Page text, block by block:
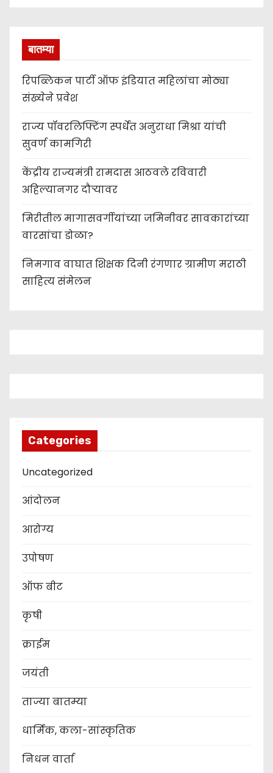
बातम्या
रिपब्लिकन पार्टी ऑफ इंडियात महिलांचा मोठ्या
संख्येने प्रवेश
राज्य पॉवरलिफ्टिंग स्पर्धेत अनुराधा मिश्रा यांची
सुवर्ण कामगिरी
केंद्रीय राज्यमंत्री रामदास आठवले रविवारी
अहिल्यानगर दौऱ्यावर
मिरीतील मागासवर्गीयांच्या जमिनीवर सावकारांच्या
वारसांचा डोळा?
निमगाव वाघात शिक्षक दिनी रंगणार ग्रामीण मराठी
साहित्य संमेलन
Categories
Uncategorized
आंदोलन
आरोग्य
उपोषण
ऑफ बीट
कृषी
क्राईम
जयंती
ताज्या बातम्या
धार्मिक, कला-सांस्कृतिक
निधन वार्ता